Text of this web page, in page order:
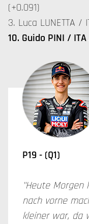
(+0.091)
3. Luca LUNETTA /
10. Guido PINI /
P19 - (Q1)
"Heute
nach vorne
kleiner war, da